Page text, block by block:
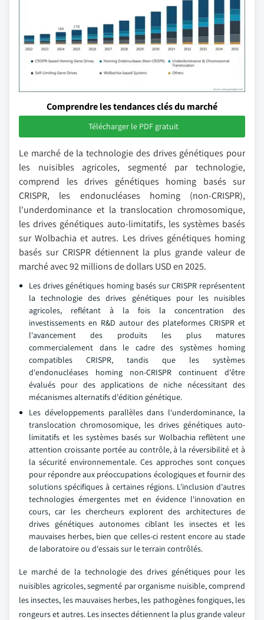
Comprendre les tendances clés du marché
Télécharger le PDF gratuit
Le marché de la technologie des drives génétiques pour
les nuisibles agricoles, segmenté par technologie,
comprend les drives génétiques homing basés sur
CRISPR, les endonucléases homing (non-CRISPR),
l'underdominance et la translocation chromosomique,
les drives génétiques auto-limitatifs, les systèmes basés
sur Wolbachia et autres. Les drives génétiques homing
basés sur CRISPR détiennent la plus grande valeur de
marché avec 92 millions de dollars USD en 2025.
Les drives génétiques homing basés sur CRISPR représentent
la technologie des drives génétiques pour les nuisibles
agricoles, reflétant à la fois la concentration des
investissements en R&D autour des plateformes CRISPR et
l'avancement des produits les plus matures
commercialement dans le cadre des systèmes homing
compatibles CRISPR, tandis que les systèmes
d'endonucléases homing non-CRISPR continuent d'être
évalués pour des applications de niche nécessitant des
mécanismes alternatifs d'édition génétique.
Les développements parallèles dans l'underdominance, la
translocation chromosomique, les drives génétiques auto-
limitatifs et les systèmes basés sur Wolbachia reflètent une
attention croissante portée au contrôle, à la réversibilité et à
la sécurité environnementale. Ces approches sont conçues
pour répondre aux préoccupations écologiques et fournir des
solutions spécifiques à certaines régions. L'inclusion d'autres
technologies émergentes met en évidence l'innovation en
cours, car les chercheurs explorent des architectures de
drives génétiques autonomes ciblant les insectes et les
mauvaises herbes, bien que celles-ci restent encore au stade
de laboratoire ou d'essais sur le terrain contrôlés.
Le marché de la technologie des drives génétiques pour les
nuisibles agricoles, segmenté par organisme nuisible, comprend
les insectes, les mauvaises herbes, les pathogènes fongiques, les
rongeurs et autres. Les insectes détiennent la plus grande valeur